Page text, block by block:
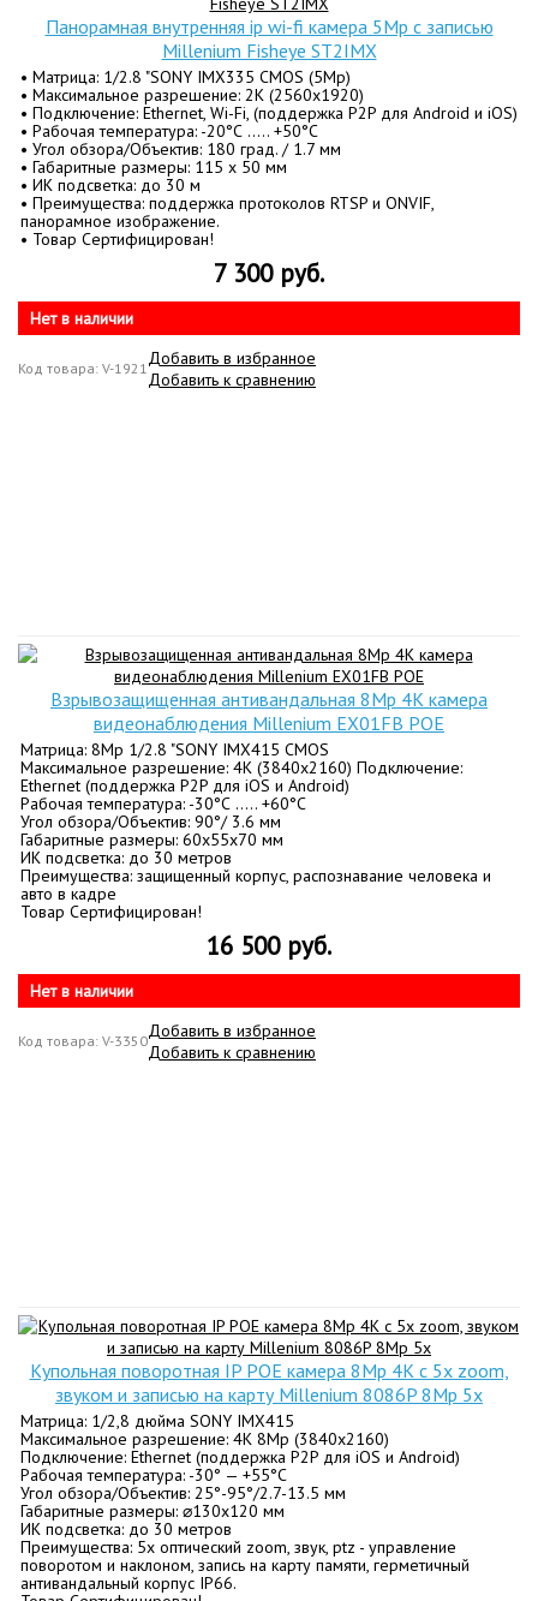
Панорамная внутренняя ip wi-fi камера 5Mp с записью
Millenium Fisheye ST2IMX
• Матрица: 1/2.8 "SONY IMX335 CMOS (5Mp)
• Максимальное разрешение: 2K (2560x1920)
• Подключение: Ethernet, Wi-Fi, (поддержка P2P для Android и iOS)
• Рабочая температура: -20°С ….. +50°С
• Угол обзора/Объектив: 180 град. / 1.7 мм
• Габаритные размеры: 115 х 50 мм
• ИК подсветка: до 30 м
• Преимущества: поддержка протоколов RTSP и ONVIF,
панорамное изображение.
• Товар Сертифицирован!
7 300 руб.
Нет в наличии
Код товара: V-1921Добавить в избранное
Добавить к сравнению
Взрывозащищенная антивандальная 8Mp 4K камера
видеонаблюдения Millenium EX01FB POE
Матрица: 8Mp 1/2.8 "SONY IMX415 CMOS
Максимальное разрешение: 4K (3840x2160) Подключение:
Ethernet (поддержка P2P для iOS и Android)
Рабочая температура: -30°С ….. +60°С
Угол обзора/Объектив: 90°/ 3.6 мм
Габаритные размеры: 60x55x70 мм
ИК подсветка: до 30 метров
Преимущества: защищенный корпус, распознавание человека и
авто в кадре
Товар Сертифицирован!
16 500 руб.
Нет в наличии
Код товара: V-3350Добавить в избранное
Добавить к сравнению
Купольная поворотная IP POE камера 8Mp 4K c 5x zoom,
звуком и записью на карту Millenium 8086P 8Mp 5x
Матрица: 1/2,8 дюйма SONY IMX415
Максимальное разрешение: 4K 8Mp (3840x2160)
Подключение: Ethernet (поддержка P2P для iOS и Android)
Рабочая температура: -30° — +55°C
Угол обзора/Объектив: 25°-95°/2.7-13.5 мм
Габаритные размеры: ⌀130х120 мм
ИК подсветка: до 30 метров
Преимущества: 5x оптический zoom, звук, ptz - управление
поворотом и наклоном, запись на карту памяти, герметичный
антивандальный корпус IP66.